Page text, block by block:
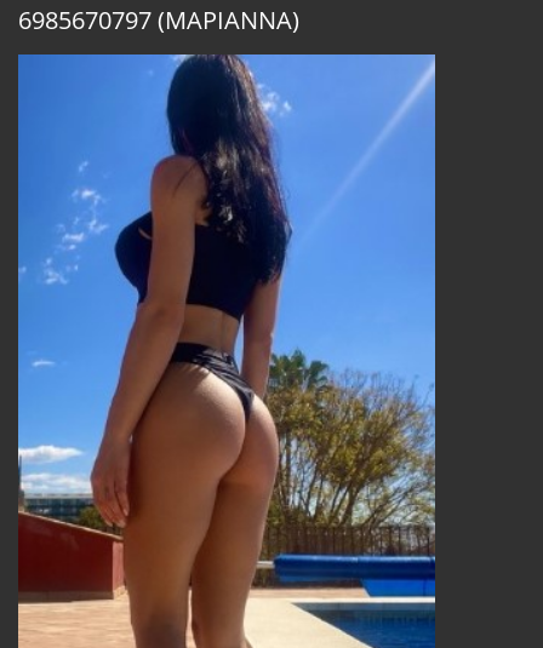
6985670797 (ΜΑΡΙΑΝΝΑ)